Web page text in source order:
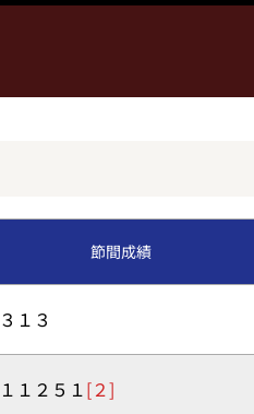
式YouTube配信番組表
カッパ★ピア発売日程表
節間成績
１３
１２５１[２]